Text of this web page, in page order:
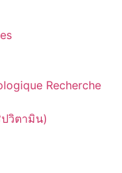
Recherche
วิตามิน)